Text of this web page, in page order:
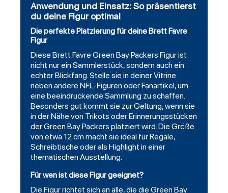
Anwendung und Einsatz: So präsentierst
du deine Figur optimal
Die perfekte Platzierung für deine Brett Favre
Figur
Diese Brett Favre Green BayPackers Figur ist
nicht nur ein Sammlerstück, sondern auch ein
echter Blickfang. Stelle sie in deiner Vitrine
neben andere NFL-Figuren oder Fanartikel, um
eine beeindruckende Sammlung zu schaffen.
Besonders gut kommt sie zur Geltung, wenn sie
in der Nähe von Trikots oder Erinnerungsstücken
der Green Bay Packers platziert wird. Die Größe
von etwa 12 cm macht sie ideal für Regale,
Schreibtische oder als Highlight in einer
thematischen Ausstellung.
Für wen ist diese Figur geeignet?
Die Figur richtet sich an alle, die die Green Bay